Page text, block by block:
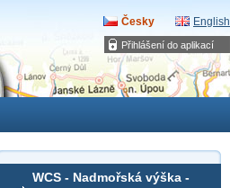
Přihlášení do aplikací
Česky English
WCS - Nadmořská výška -